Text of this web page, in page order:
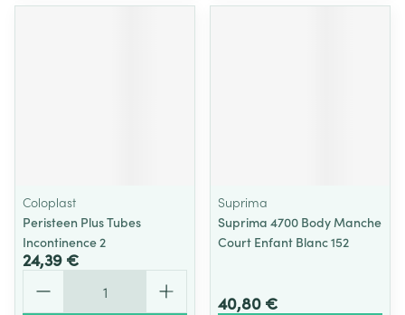
Coloplast
Peristeen Plus Tubes
Incontinence 2
24,39 €
Suprima
Suprima 4700 Body Manche
Court Enfant Blanc 152
40,80 €